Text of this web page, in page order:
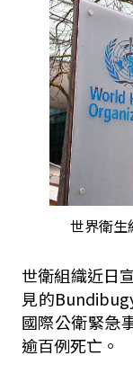
世界衛生
世衛組織近日
見的
國際公衛緊急
逾百例死亡。